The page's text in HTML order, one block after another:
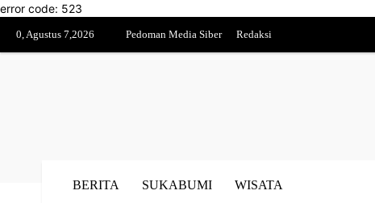
error code: 523
0, Agustus 7,2026 Pedoman Media Siber Redaksi
BERITA SUKABUMI WISATA